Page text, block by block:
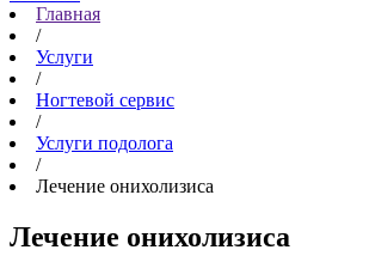
Цены
Контакты
Cтудии в Москве
Центр косметологии
ул. Партизанская, д. 24
+7 (903) 184-44-49 Записаться
Главная
/
Услуги
/
Ногтевой сервис
/
Услуги подолога
/
Лечение онихолизиса
Лечение онихолизиса